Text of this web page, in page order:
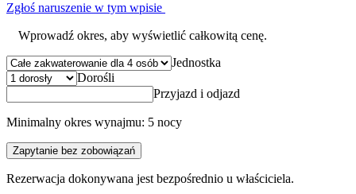
Zgłoś naruszenie w tym wpisie
Wprowadź okres, aby wyświetlić całkowitą cenę.
Jednostka
Dorośli
Przyjazd i odjazd
Minimalny okres wynajmu: 5 nocy
Zapytanie bez zobowiązań
Rezerwacja dokonywana jest bezpośrednio u właściciela.